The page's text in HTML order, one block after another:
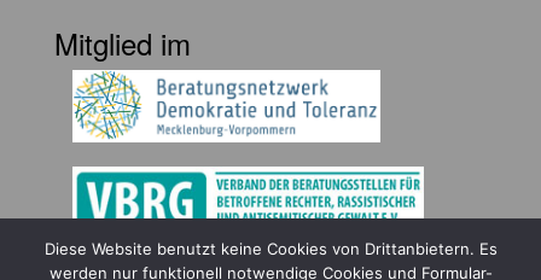
Mitglied im
Diese Website benutzt keine Cookies von Drittanbietern. Es
werden nur funktionell notwendige Cookies und Formular-